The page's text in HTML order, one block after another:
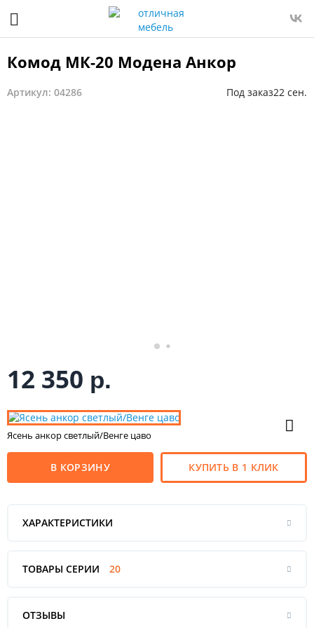
Комод МК-20 Модена Анкор
Артикул: 04286 Под заказ22 сен.
12 350 р.
Ясень анкор светлый/Венге цаво
В КОРЗИНУ КУПИТЬ В 1 КЛИК
ХАРАКТЕРИСТИКИ
ТОВАРЫ СЕРИИ 20
ОТЗЫВЫ